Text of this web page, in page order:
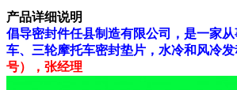
产品详细说明
倡导密封件任县制造有限公司，是一家
车、三轮摩托车密封垫片，水冷和风冷
号），张经理